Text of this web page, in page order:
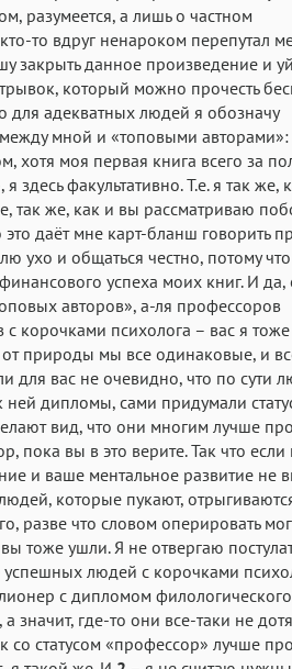
разумеется, а лишь о частном
то вдруг ненароком перепутал
закрыть данное произведение и
который можно прочесть
для адекватных людей я обозначу
мной и «топовыми авторами»:
хотя моя первая книга всего за
здесь факультативно. Т.е. я так же,
так же, как и вы рассматриваю
даёт мне карт-бланш говорить
ухо и общаться честно, потому
успеха моих книг. И да,
авторов», а-ля профессоров
корочками психолога – вас я
природы мы все одинаковые, и
для вас не очевидно, что по сути
дипломы, сами придумали
вид, что они многим лучше
пока вы в это верите. Так что если
и ваше ментальное развитие не
которые пукают,
разве что словом оперировать
тоже ушли. Я не отвергаю
людей с корочками
с дипломом
значит, где-то они все-таки не
со статусом «профессор» лучше